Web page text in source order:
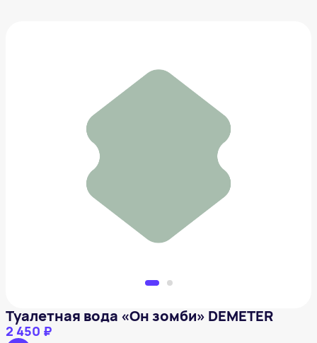
Туалетная вода «Он зомби» DEMETER
Туалетная вода «Он зомби» DEMETER
2 450 ₽